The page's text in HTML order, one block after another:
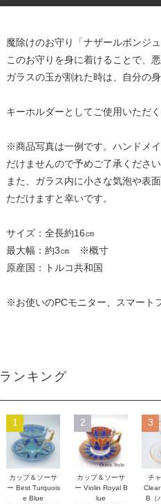
魔除けのお守り「ナザールボンジ
このお守りを身に着けることで、
ガラスの玉が割れた時は、自分の
キーホルダーとしてご使用いただ
※商品写真は一例です。ハンドメ
だけませんので予めご了承ください
また、ガラス内に小さな気泡や表
ただけますと幸いです。
サイズ：全長約16㎝
最大幅：約3㎝ ※概寸
原産国：トルコ共和国
※お使いのPCモニター、スマート
ランキング
1
カップ＆ソーサ
ー Best Turquois
e Blue
2
カップ＆ソーサ
ー Violin Royal B
lue
3
チ
B（